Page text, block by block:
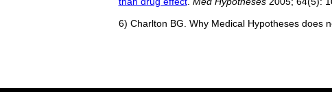
6) Charlton BG. Why Medical Hypotheses does